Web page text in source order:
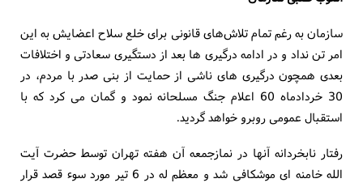
سازمان به رغم تمام تلاش‌های قانونی برای خلع سلاح اعضایش به این
امر تن نداد و در ادامه درگیری ها بعد از دستگیری سعادتی و اختلافات
بعدی همچون درگیری های ناشی از حمایت از بنی صدر با مردم، در
30 خردادماه 60 اعلام جنگ مسلحانه نمود و گمان می کرد که با
استقبال عمومی روبرو خواهد گردید.
رفتار نابخردانه آنها در نمازجمعه آن هفته تهران توسط حضرت آیت
الله خامنه ای موشکافی شد و معظم له در 6 تیر مورد سوء قصد قرار